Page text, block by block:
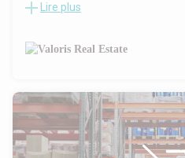
VALORIS MÉDITERRANÉE
disposant de 28 emplacements
Le bâtiment est équipé de 2
Le bien dispose de surfaces de
aménageables et modulables
R+1, permettant une
chaque activité (production,
Lire plus